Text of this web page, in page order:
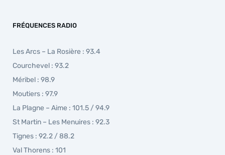
FRÉQUENCES RADIO
Les Arcs – La Rosière : 93.4
Courchevel : 93.2
Méribel : 98.9
Moutiers : 97.9
La Plagne – Aime : 101.5 / 94.9
St Martin – Les Menuires : 92.3
Tignes : 92.2 / 88.2
Val Thorens : 101